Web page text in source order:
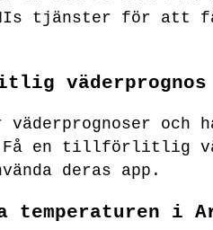
tjänster för att
och
Få en tillförlitlig
deras app.
temperaturen i